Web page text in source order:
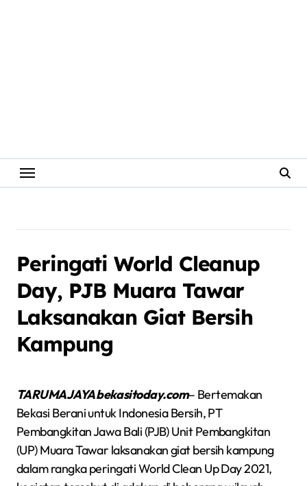
Peringati World Cleanup
Day, PJB Muara Tawar
Laksanakan Giat Bersih
Kampung
TARUMAJAYA bekasitoday.com– Bertemakan
Bekasi Berani untuk Indonesia Bersih, PT
Pembangkitan Jawa Bali (PJB) Unit Pembangkitan
(UP) Muara Tawar laksanakan giat bersih kampung
dalam rangka peringati World Clean Up Day 2021,